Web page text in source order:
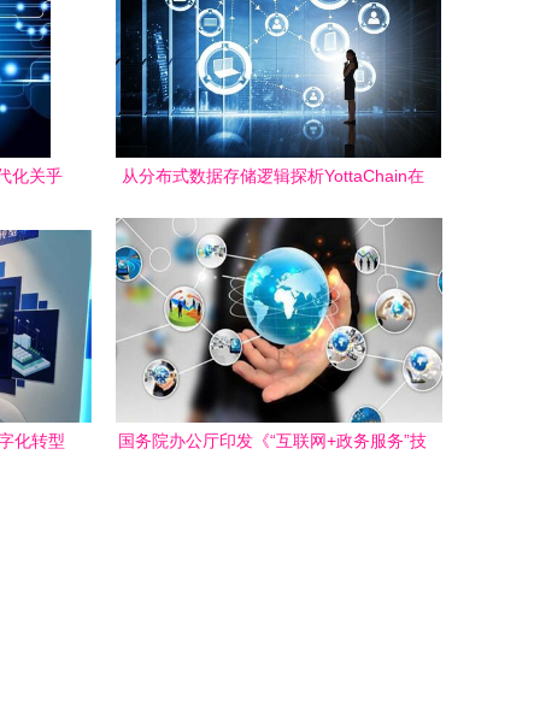
化关乎
从分布式数据存储逻辑探析YottaChain在
化转型
国务院办公厅印发《“互联网+政务服务”技